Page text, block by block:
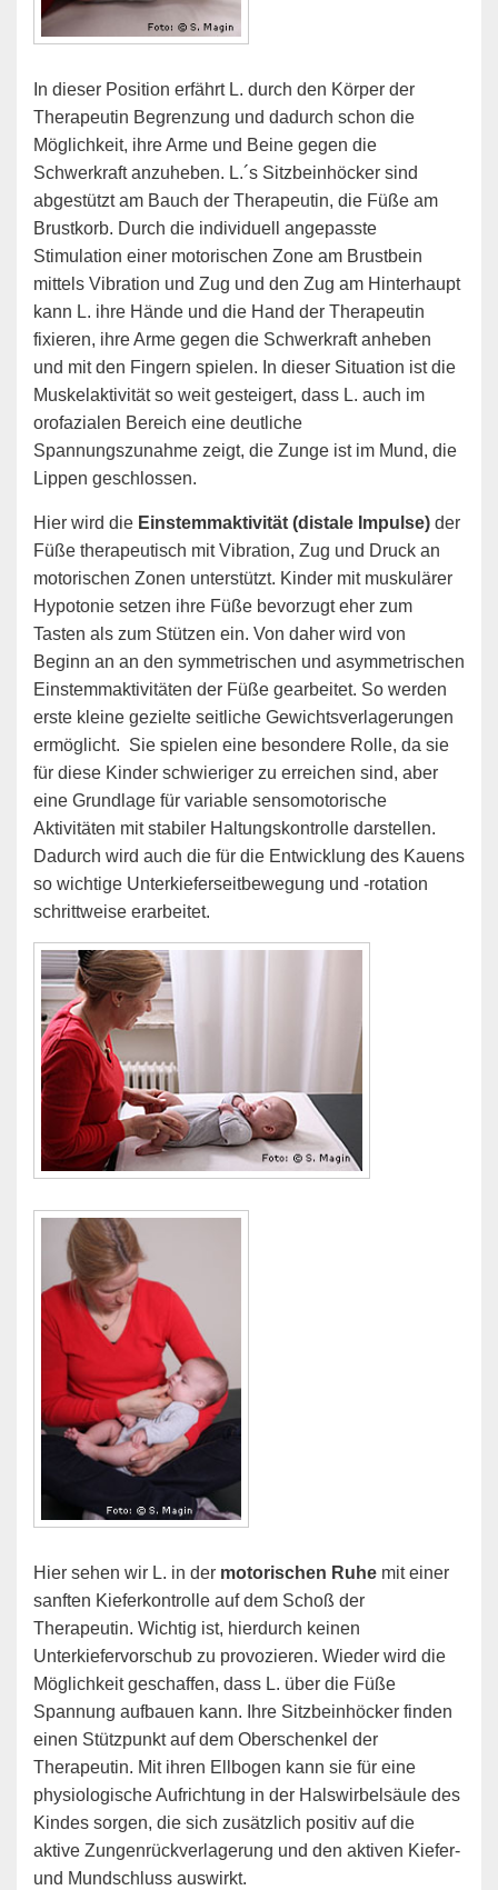
In dieser Position erfährt L. durch den Körper der
Therapeutin Begrenzung und dadurch schon die
Möglichkeit, ihre Arme und Beine gegen die
Schwerkraft anzuheben. L.´s Sitzbeinhöcker sind
abgestützt am Bauch der Therapeutin, die Füße am
Brustkorb. Durch die individuell angepasste
Stimulation einer motorischen Zone am Brustbein
mittels Vibration und Zug und den Zug am Hinterhaupt
kann L. ihre Hände und die Hand der Therapeutin
fixieren, ihre Arme gegen die Schwerkraft anheben
und mit den Fingern spielen. In dieser Situation ist die
Muskelaktivität so weit gesteigert, dass L. auch im
orofazialen Bereich eine deutliche
Spannungszunahme zeigt, die Zunge ist im Mund, die
Lippen geschlossen.
Hier wird die Einstemmaktivität (distale Impulse) der
Füße therapeutisch mit Vibration, Zug und Druck an
motorischen Zonen unterstützt. Kinder mit muskulärer
Hypotonie setzen ihre Füße bevorzugt eher zum
Tasten als zum Stützen ein. Von daher wird von
Beginn an an den symmetrischen und asymmetrischen
Einstemmaktivitäten der Füße gearbeitet. So werden
erste kleine gezielte seitliche Gewichtsverlagerungen
ermöglicht. Sie spielen eine besondere Rolle, da sie
für diese Kinder schwieriger zu erreichen sind, aber
eine Grundlage für variable sensomotorische
Aktivitäten mit stabiler Haltungskontrolle darstellen.
Dadurch wird auch die für die Entwicklung des Kauens
so wichtige Unterkieferseitbewegung und -rotation
schrittweise erarbeitet.
Hier sehen wir L. in der motorischen Ruhe mit einer
sanften Kieferkontrolle auf dem Schoß der
Therapeutin. Wichtig ist, hierdurch keinen
Unterkiefervorschub zu provozieren. Wieder wird die
Möglichkeit geschaffen, dass L. über die Füße
Spannung aufbauen kann. Ihre Sitzbeinhöcker finden
einen Stützpunkt auf dem Oberschenkel der
Therapeutin. Mit ihren Ellbogen kann sie für eine
physiologische Aufrichtung in der Halswirbelsäule des
Kindes sorgen, die sich zusätzlich positiv auf die
aktive Zungenrückverlagerung und den aktiven Kiefer-
und Mundschluss auswirkt.